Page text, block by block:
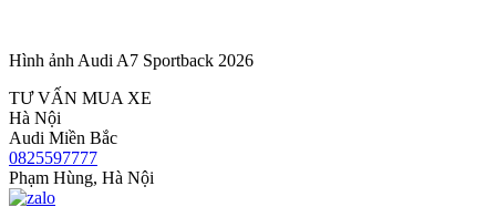
Hình ảnh Audi A7 Sportback 2026
TƯ VẤN MUA XE
Hà Nội
Audi Miền Bắc
0825597777
Phạm Hùng, Hà Nội